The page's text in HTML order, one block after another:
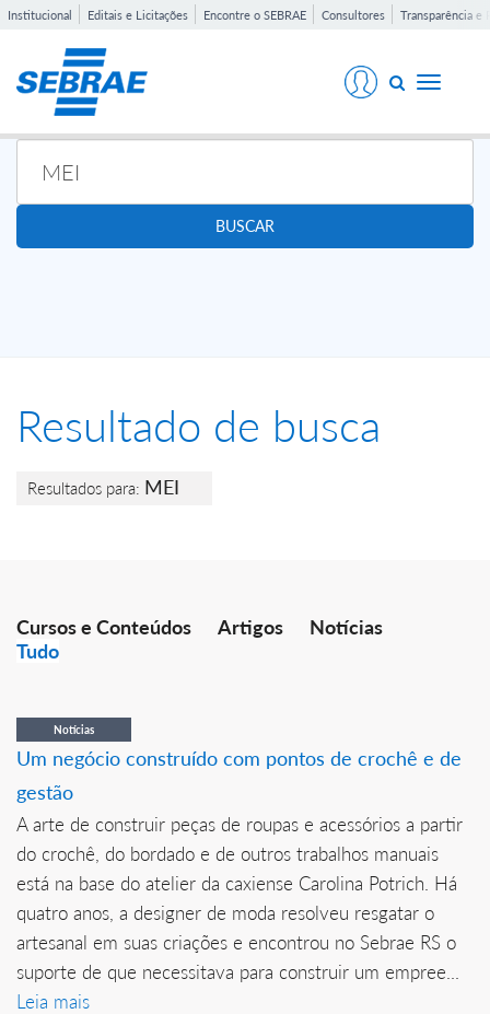
Institucional Editais e Licitações Encontre o SEBRAE Consultores Transparência e
Toggle
BUSCAR
Resultado de busca
Resultados para: MEI
Cursos e Conteúdos Artigos
Notícias
Tudo
Notícias
Um negócio construído com pontos de crochê e de
gestão
A arte de construir peças de roupas e acessórios a partir
do crochê, do bordado e de outros trabalhos manuais
está na base do atelier da caxiense Carolina Potrich. Há
quatro anos, a designer de moda resolveu resgatar o
artesanal em suas criações e encontrou no Sebrae RS o
suporte de que necessitava para construir um empree...
Leia mais